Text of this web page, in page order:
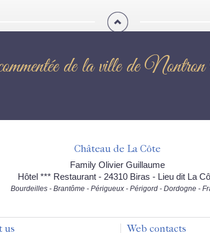
de la ville de
Château de La Côte
Family Olivier Guillaume
Hôtel *** Restaurant - 24310 Biras - Lieu dit La
Bourdeilles - Brantôme - Périgueux - Périgord - Dordogne -
us Web contacts